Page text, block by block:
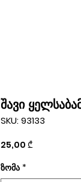
შავი
SKU: 93133
25,00 ₾
ზომა *